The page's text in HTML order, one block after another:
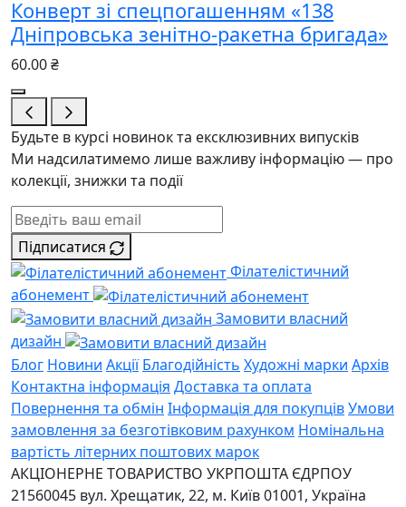
Конверт зі спецпогашенням «138
Дніпровська зенітно-ракетна бригада»
60.00 ₴
Будьте в курсі новинок та ексклюзивних випусків
Ми надсилатимемо лише важливу інформацію — про
колекції, знижки та події
Підписатися
Філателістичний
абонемент
Замовити власний
дизайн
Блог Новини Акції Благодійність Художні марки Архів
Контактна інформація Доставка та оплата
Повернення та обмін Інформація для покупцівУмови
замовлення за безготівковим рахунком Номінальна
вартість літерних поштових марок
АКЦІОНЕРНЕ ТОВАРИСТВО УКРПОШТА ЄДРПОУ
21560045 вул. Хрещатик, 22, м. Київ01001, Україна